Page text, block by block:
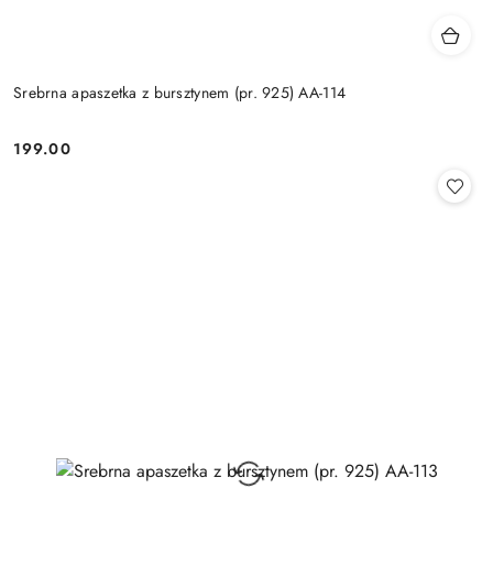
Srebrna apaszetka z bursztynem (pr. 925) AA-114
Cena:
199.00